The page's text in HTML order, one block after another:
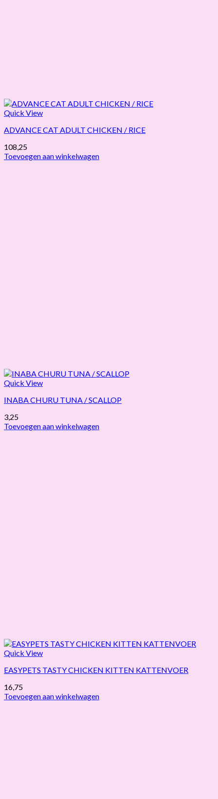
Quick View
ADVANCE CAT ADULT CHICKEN / RICE
108,25
Toevoegen aan winkelwagen
Quick View
INABA CHURU TUNA / SCALLOP
3,25
Toevoegen aan winkelwagen
Quick View
EASYPETS TASTY CHICKEN KITTEN KATTENVOER
16,75
Toevoegen aan winkelwagen